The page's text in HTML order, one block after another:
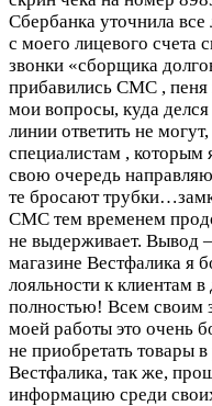
Сбербанка уточнила
с моего лицевого счета
звонки «сборщика
прибавились СМС ,
мои вопросы, куда
линии ответить не
специалистам , которым
свою очередь
те бросают
СМС тем временем
не выдерживает. Вывод
магазине Вестфалика я
лояльности к клиентам в
полностью! Всем своим
моей работы это очень
не приобретать товары
Вестфалика, так же,
информацию среди